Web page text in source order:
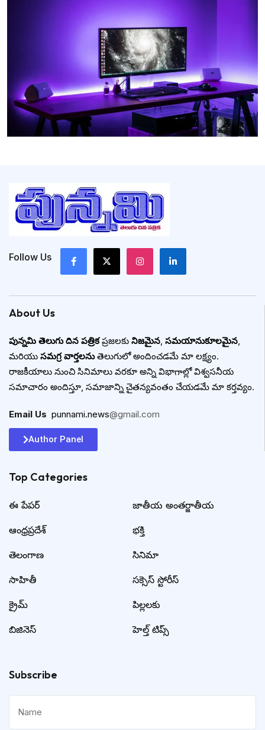
Follow Us
About Us
పున్నమి తెలుగు దిన పత్రికప్రజలకు నిజమైన, సమయానుకూలమైన,
మరియు సమగ్ర వార్తలనుతెలుగులో అందించడమే మా లక్ష్యం.
రాజకీయాలు నుంచి సినిమాలు వరకూ అన్ని విభాగాల్లో విశ్వసనీయ
సమాచారం అందిస్తూ, సమాజాన్ని చైతన్యవంతం చేయడమే మా కర్తవ్యం.
Email Us punnami.news@gmail.com
Author Panel
Top Categories​
ఈ పేపర్
ఆంధ్రప్రదేశ్
తెలంగాణ
సాహితీ
క్రైమ్
బిజినెస్
జాతీయ అంతర్జాతీయ
భక్తి
సినిమా
సక్సెస్ స్టోరీస్
పిల్లలకు
హెల్త్ టిప్స్
Subscribe